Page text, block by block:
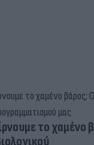
το χαμένο